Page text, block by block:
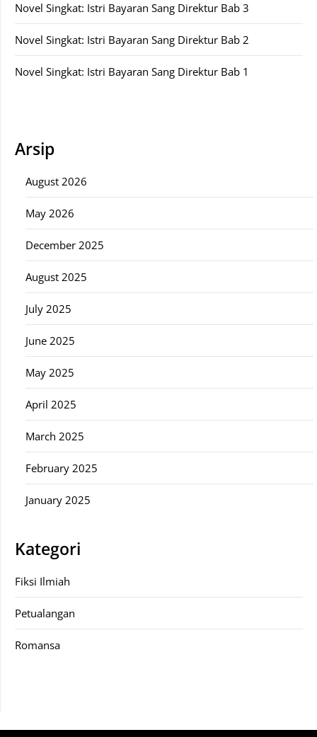
Novel Singkat: Istri Bayaran Sang Direktur Bab 3
Novel Singkat: Istri Bayaran Sang Direktur Bab 2
Novel Singkat: Istri Bayaran Sang Direktur Bab 1
Arsip
August 2026
May 2026
December 2025
August 2025
July 2025
June 2025
May 2025
April 2025
March 2025
February 2025
January 2025
Kategori
Fiksi Ilmiah
Petualangan
Romansa